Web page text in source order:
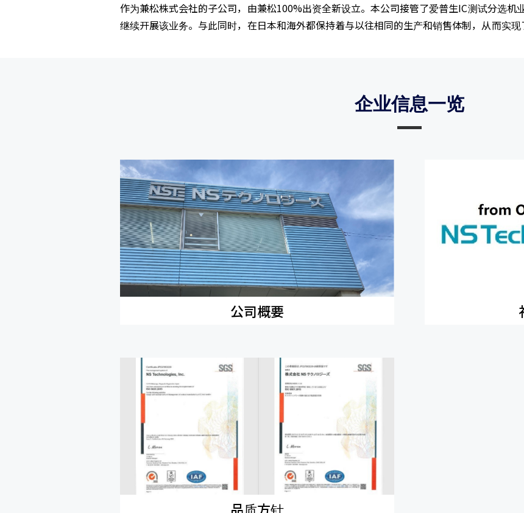
作为兼松株式会社的子公司，由兼松100%出资全新设立。本公司接管了爱普生IC测试分选机
继续开展该业务。与此同时，在日本和海外都保持着与以往相同的生产和销售体制，从而实现
企业信息一览
公司概要
品质方针